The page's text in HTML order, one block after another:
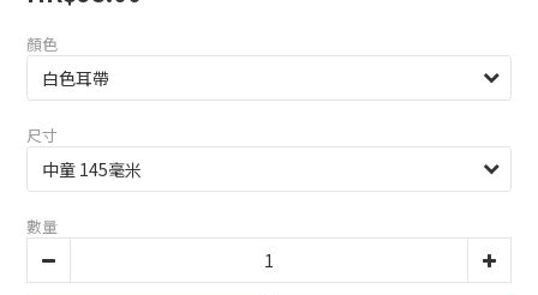
顏色
尺寸
數量